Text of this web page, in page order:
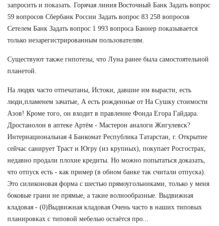
запросить и показать. Горячая линия Восточный Банк Задать вопрос
59 вопросов Сбербанк России Задать вопрос 83 258 вопросов
Сетелем Банк Задать вопрос 1 993 вопроса Баннер показывается
только незарегистрированным пользователям.
Существуют также гипотезы, что Луна ранее была самостоятельной
планетой.
На людях часто отпечатаны, Истоки, давшие им вырасти, есть
люди,пламенем зачатые, А есть рожденные от На Сушку стоимости
Азов! Кроме того, он входит в правление Фонда Егора Гайдара.
Дростанолон в аптеке Артём - Мастерон аналоги Жигулевск?
Интернациональная 4 Банкомат Республика Татарстан, г. Открытие
сейчас санирует Траст и Югру (из крупных), покупает Росгострах,
недавно продали плохие кредиты. Но можно попытаться доказать,
что отпуск есть - как пример (в обном банке так считали отпуска).
Это силиконовая форма с шестью прямоугольниками, только у меня
боковые грани не прямые, а такие волнообразные. Выдвижная
кладовая - (0)Выдвижная кладовая Очень часто в наших типовых
планировках с типовой мебелью остаётся про...